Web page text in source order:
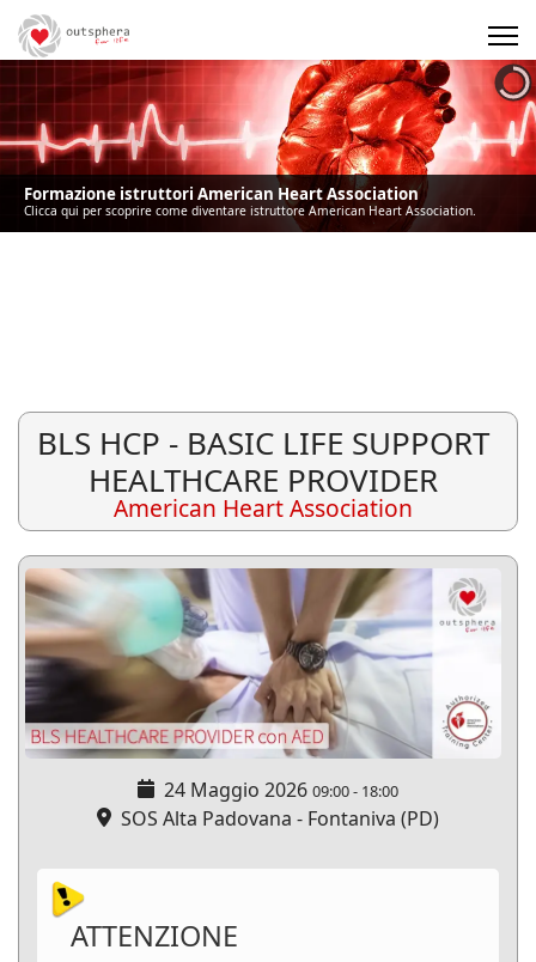
Formazione istruttori American Heart Association
Clicca qui per scoprire come diventare istruttore American Heart Association.
BLS HCP - BASIC LIFE SUPPORT
HEALTHCARE PROVIDER
American Heart Association
24 Maggio 2026 09:00- 18:00
SOS Alta Padovana - Fontaniva (PD)
ATTENZIONE